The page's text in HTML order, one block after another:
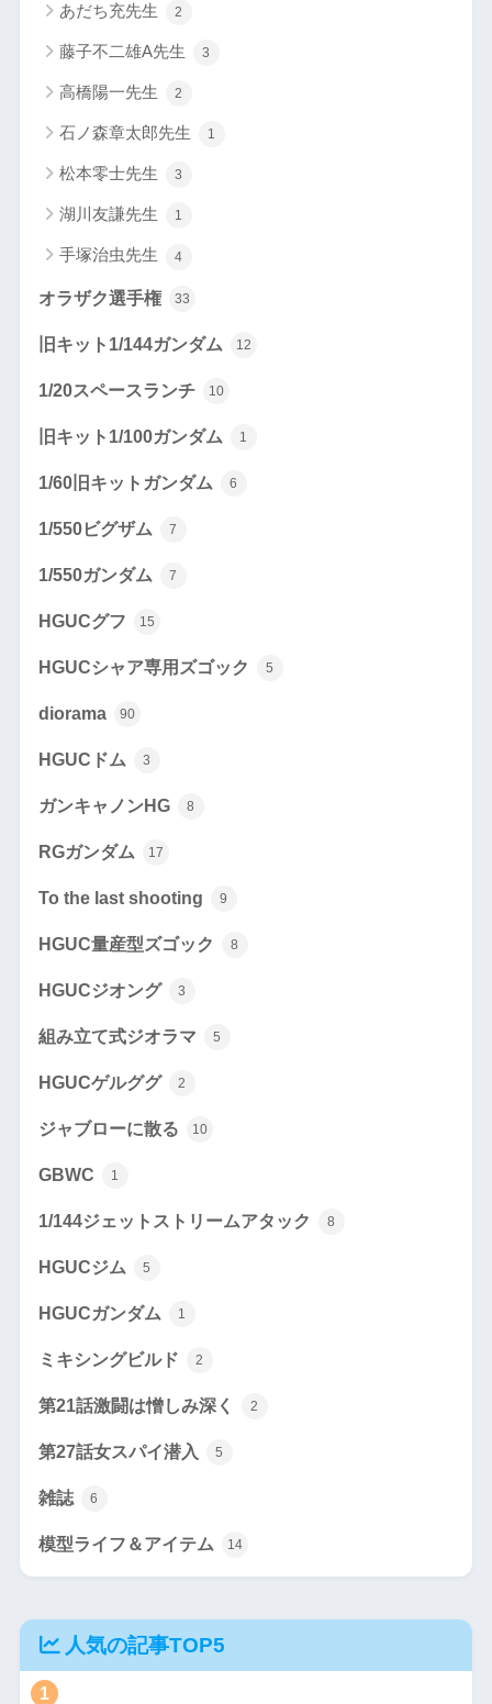
あだち充先生 2
藤子不二雄A先生 3
高橋陽一先生 2
石ノ森章太郎先生 1
松本零士先生 3
湖川友謙先生 1
手塚治虫先生 4
オラザク選手権 33
旧キット1/144ガンダム 12
1/20スペースランチ 10
旧キット1/100ガンダム 1
1/60旧キットガンダム 6
1/550ビグザム 7
1/550ガンダム 7
HGUCグフ 15
HGUCシャア専用ズゴック 5
diorama 90
HGUCドム 3
ガンキャノンHG 8
RGガンダム 17
To the last shooting 9
HGUC量産型ズゴック 8
HGUCジオング 3
組み立て式ジオラマ 5
HGUCゲルググ 2
ジャブローに散る 10
GBWC 1
1/144ジェットストリームアタック 8
HGUCジム 5
HGUCガンダム 1
ミキシングビルド 2
第21話激闘は憎しみ深く 2
第27話女スパイ潜入 5
雑誌 6
模型ライフ＆アイテム 14
人気の記事TOP5
1